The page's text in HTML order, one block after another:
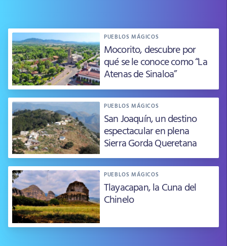
PUEBLOS MÁGICOS
Mocorito, descubre por
qué se le conoce como “La
Atenas de Sinaloa”
PUEBLOS MÁGICOS
San Joaquín, un destino
espectacular en plena
Sierra Gorda Queretana
PUEBLOS MÁGICOS
Tlayacapan, la Cuna del
Chinelo